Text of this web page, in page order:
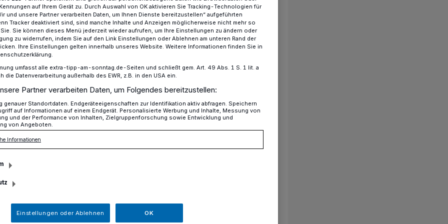
Spaziergang durch die LVR-Klinik am 25.09.
der Geschichte
Viersen ist bereits über ein
ein „historischer Spaziergang“
ab sofort möglich.
auf Ihrem Gerät zu. Durch Auswahl von OK aktivieren Sie Tracking-Technologien für
und unsere Partner verarbeiten Daten, um Ihnen Dienste bereitzustellen“ aufgeführten
Tracker deaktiviert sind, sind manche Inhalte und Anzeigen möglicherweise nicht mehr so
Sie können dieses Menü jederzeit wieder aufrufen, um Ihre Einstellungen zu ändern oder
zu widerrufen, indem Sie auf den Link Einstellungen oder Ablehnen am unteren Rand der
Ihre Einstellungen gelten innerhalb unseres Website. Weitere Informationen finden Sie in
umfasst alle extra-tipp-am-sonntag.de-Seiten und schließt gem. Art. 49 Abs. 1 S. 1 lit. a
die Datenverarbeitung außerhalb des EWR, z.B. in den USA ein.
Partner verarbeiten Daten, um Folgendes bereitzustellen:
genauer Standortdaten. Endgeräteeigenschaften zur Identifikation aktiv abfragen. Speichern
auf Informationen auf einem Endgerät. Personalisierte Werbung und Inhalte, Messung von
und der Performance von Inhalten, Zielgruppenforschung sowie Entwicklung und
von Angeboten.
Informationen
Einstellungen oder Ablehnen OK